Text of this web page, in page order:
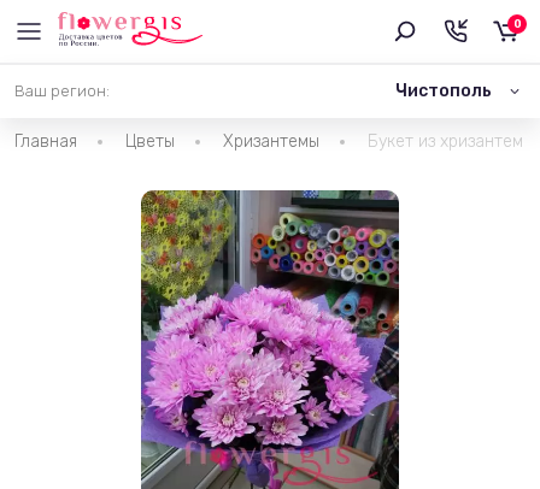
Ваш регион: Чистополь
0
Главная Цветы Хризантемы Букет из хризантем